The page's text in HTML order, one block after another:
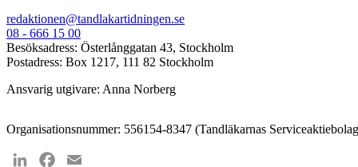
redaktionen@tandlakartidningen.se
08 - 666 15 00
Besöksadress: Österlånggatan 43, Stockholm
Postadress: Box 1217, 111 82 Stockholm
Ansvarig utgivare: Anna Norberg
Organisationsnummer: 556154-8347 (Tandläkarnas
LinkedInFacebook